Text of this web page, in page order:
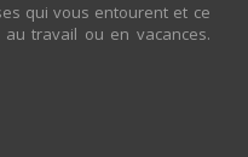
qui vous entourent et ce
travail ou en vacances.